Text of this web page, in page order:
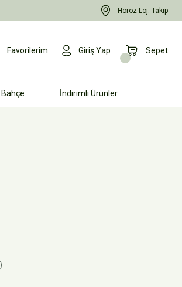
Horoz Loj. Takip
Favorilerim Giriş Yap Sepet
Bahçe İndirimli Ürünler